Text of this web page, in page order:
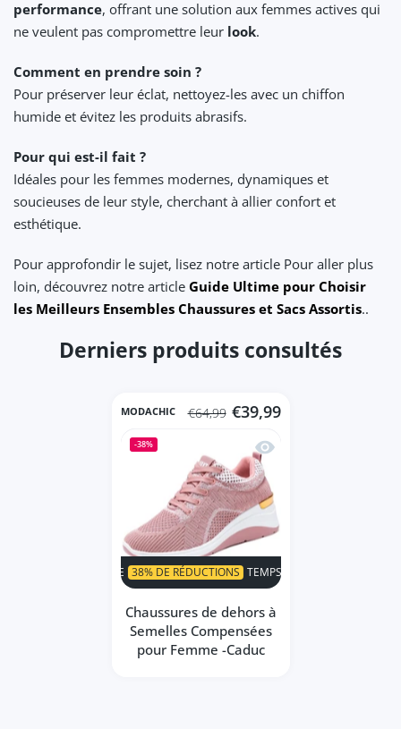
performance, offrant une solution aux femmes actives qui
ne veulent pas compromettre leur look.
Comment en prendre soin ?
Pour préserver leur éclat, nettoyez-les avec un chiffon
humide et évitez les produits abrasifs.
Pour qui est-il fait ?
Idéales pour les femmes modernes, dynamiques et
soucieuses de leur style, cherchant à allier confort et
esthétique.
Pour approfondir le sujet, lisez notre article Pour aller plus
loin, découvrez notre article Guide Ultime pour Choisir
les Meilleurs Ensembles Chaussures et Sacs Assortis..
Derniers produits consultés
MODACHIC €39,99
€64,99
-38% Aperçu rapide
38% DE RÉDUCTIONS TEMPS LIMITÉ!
Chaussures de dehors à
Semelles Compensées
pour Femme -Caduc